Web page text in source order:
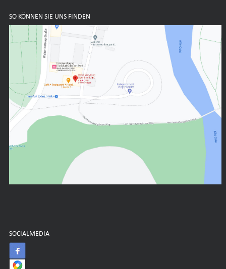
SO KÖNNEN SIE UNS FINDEN
SOCIALMEDIA